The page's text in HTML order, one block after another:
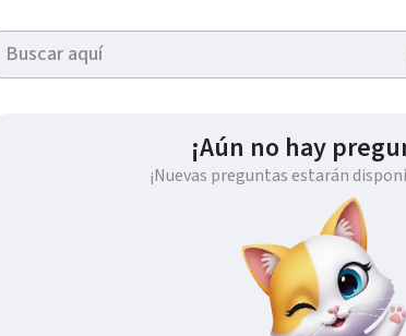
¡Aún no hay
¡Nuevas preguntas estarán